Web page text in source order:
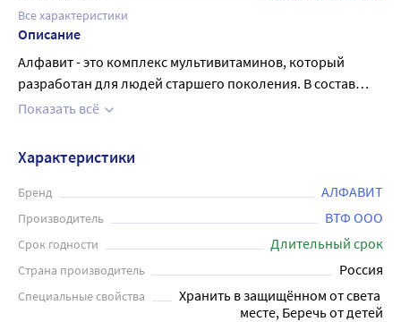
Все характеристики
Описание
Алфавит - это комплекс мультивитаминов, который
разработан для людей старшего поколения. В состав
препарата входят 12 витаминов и 9 минералов,
функционирования организма. Каждая таблетка
Алфавита имеет свой цвет, что обозначает группу
витаминов и минералов, которые входят в ее состав.
Принимать комплекс необходимо по одной таблетке
помогает повысить иммунитет, улучшить умственную и
физическую работоспособность, поддерживать
здоровье костей и зубов, а также улучшить состояние
Показать всё
Характеристики
Бренд АЛФАВИТ
Производитель ВТФ ООО
Срок годности Длительный срок
Страна производитель Россия
Специальные свойства
Хранить в защищённом от света
месте, Беречь от детей